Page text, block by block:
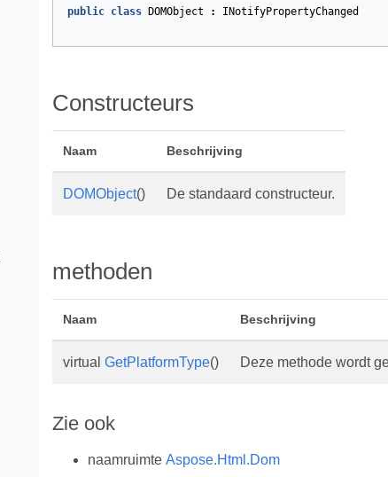
public class DOMObject : INotifyPropertyChanged
Constructeurs
Naam Beschrijving
DOMObject() De standaard constructeur.
methoden
Naam Beschrijving
virtual GetPlatformType() Deze methode wordt
Zie ook
naamruimte Aspose.Html.Dom